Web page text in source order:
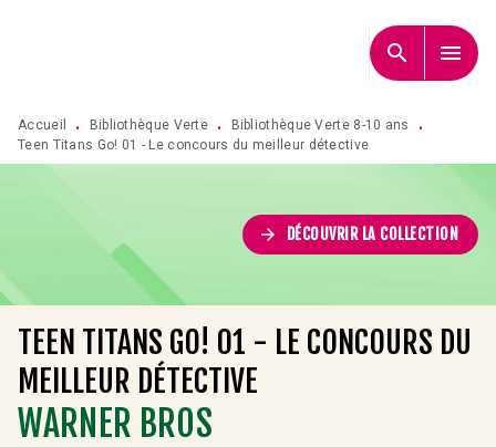
search menu
Accueil • Bibliothèque Verte • Bibliothèque Verte 8-10 ans
•
Teen Titans Go! 01 - Le concours du meilleur détective
arrow_forward DÉCOUVRIR LA COLLECTION
TEEN TITANS GO! 01 - LE CONCOURS DU
MEILLEUR DÉTECTIVE
WARNER BROS